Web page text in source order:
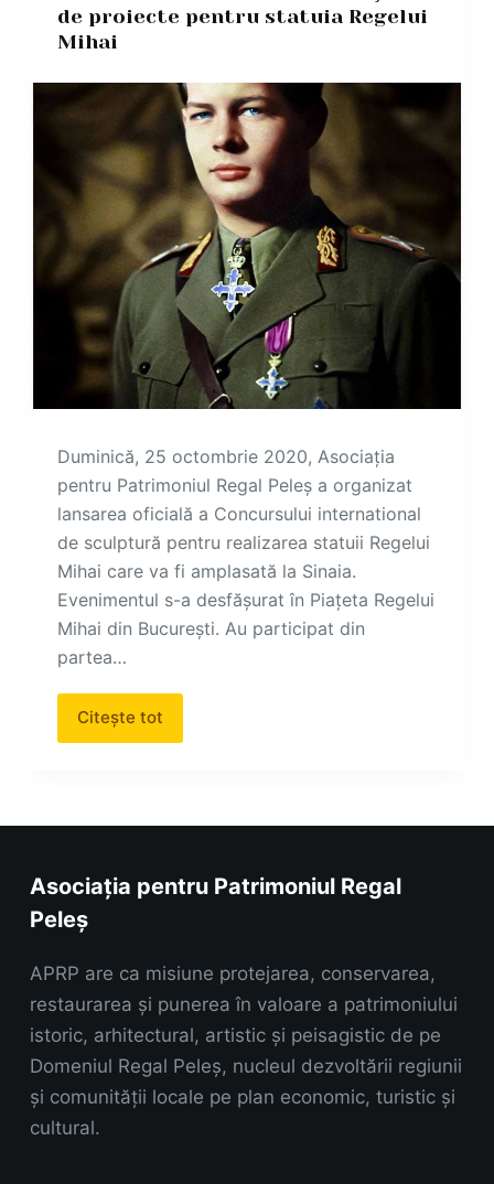
de proiecte pentru statuia Regelui
Mihai
Duminică, 25 octombrie 2020, Asociația
pentru Patrimoniul Regal Peleș a organizat
lansarea oficială a Concursului international
de sculptură pentru realizarea statuii Regelui
Mihai care va fi amplasată la Sinaia.
Evenimentul s-a desfășurat în Piațeta Regelui
Mihai din București. Au participat din
partea…
Citește tot
Asociația pentru Patrimoniul Regal
Peleș
APRP are ca misiune protejarea, conservarea,
restaurarea și punerea în valoare a patrimoniului
istoric, arhitectural, artistic și peisagistic de pe
Domeniul Regal Peleș, nucleul dezvoltării regiunii
și comunității locale pe plan economic, turistic și
cultural.